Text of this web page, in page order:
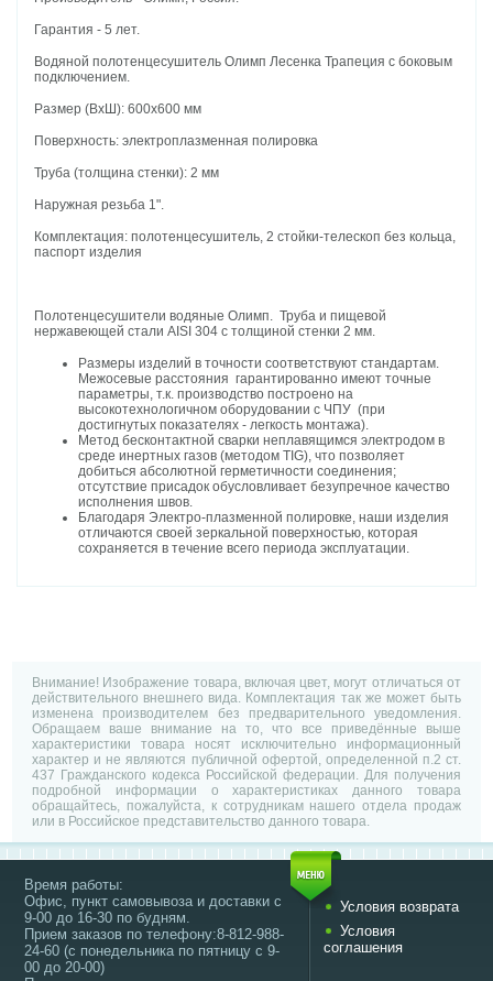
Гарантия - 5 лет.
Водяной полотенцесушитель Олимп Лесенка Трапеция с боковым
подключением.
Размер (ВхШ): 600х600 мм
Поверхность: электроплазменная полировка
Труба (толщина стенки): 2 мм
Наружная резьба 1".
Комплектация: полотенцесушитель, 2 стойки-телескоп без кольца,
паспорт изделия
Полотенцесушители водяные Олимп. Труба и пищевой
нержавеющей стали AISI 304 с толщиной стенки 2 мм.
Размеры изделий в точности соответствуют стандартам.
Межосевые расстояния гарантированно имеют точные
параметры, т.к. производство построено на
высокотехнологичном оборудовании с ЧПУ (при
достигнутых показателях - легкость монтажа).
Метод бесконтактной сварки неплавящимся электродом в
среде инертных газов (методом TIG), что позволяет
добиться абсолютной герметичности соединения;
отсутствие присадок обусловливает безупречное качество
исполнения швов.
Благодаря Электро-плазменной полировке, наши изделия
отличаются своей зеркальной поверхностью, которая
сохраняется в течение всего периода эксплуатации.
Внимание! Изображение товара, включая цвет, могут отличаться от
действительного внешнего вида. Комплектация так же может быть
изменена производителем без предварительного уведомления.
Обращаем ваше внимание на то, что все приведённые выше
характеристики товара носят исключительно информационный
характер и не являются публичной офертой, определенной п.2 ст.
437 Гражданского кодекса Российской федерации. Для получения
подробной информации о характеристиках данного товара
обращайтесь, пожалуйста, к сотрудникам нашего отдела продаж
или в Российское представительство данного товара.
Время работы:
Офис, пункт самовывоза и доставки с
9-00 до 16-30 по будням.
Прием заказов по телефону:8-812-988-
24-60 (с понедельника по пятницу с 9-
00 до 20-00)
Условия возврата
Условия
соглашения